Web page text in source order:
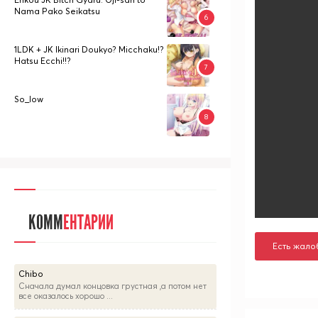
Есть
Nama Pako Seikatsu
1LDK + JK Ikinari Doukyo? Micchaku!?
Hatsu Ecchi!!?
So_low
КОММЕНТАРИИ
Chibo
Сначала думал концовка грустная ,а потом нет
все оказалось хорошо ...